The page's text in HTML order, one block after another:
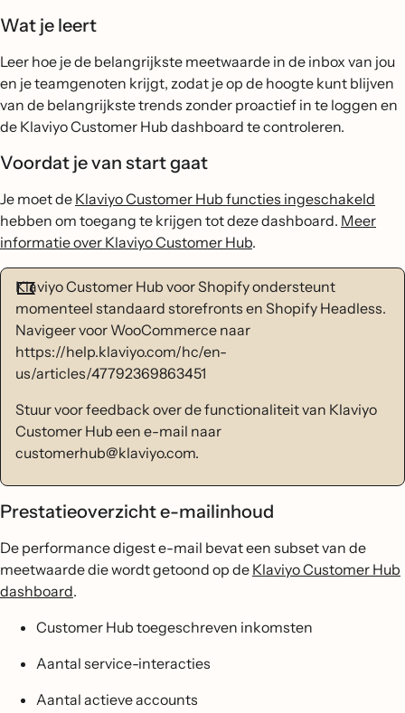
Wat je leert
Leer hoe je de belangrijkste meetwaarde in de inbox van jou
en je teamgenoten krijgt, zodat je op de hoogte kunt blijven
van de belangrijkste trends zonder proactief in te loggen en
de Klaviyo Customer Hub dashboard te controleren.
Voordat je van start gaat
Je moet de Klaviyo Customer Hub functies ingeschakeld
hebben om toegang te krijgen tot deze dashboard. Meer
informatie over Klaviyo Customer Hub.
Klaviyo Customer Hub voor Shopify ondersteunt
momenteel standaard storefronts en Shopify Headless.
Navigeer voor WooCommerce naar
https://help.klaviyo.com/hc/en-
us/articles/47792369863451
Stuur voor feedback over de functionaliteit van Klaviyo
Customer Hub een e-mail naar
customerhub@klaviyo.com.
Prestatieoverzicht e-mailinhoud
De performance digest e-mail bevat een subset van de
meetwaarde die wordt getoond op de Klaviyo Customer Hub
dashboard.
Customer Hub toegeschreven inkomsten
Aantal service-interacties
Aantal actieve accounts